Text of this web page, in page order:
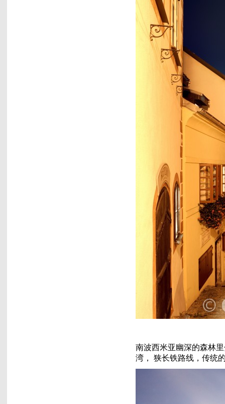
南波西米亚幽深的森林
湾， 狭长铁路线，传统